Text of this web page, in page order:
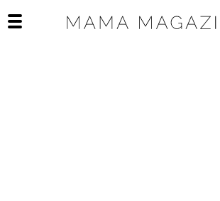
Open het mobiele menu